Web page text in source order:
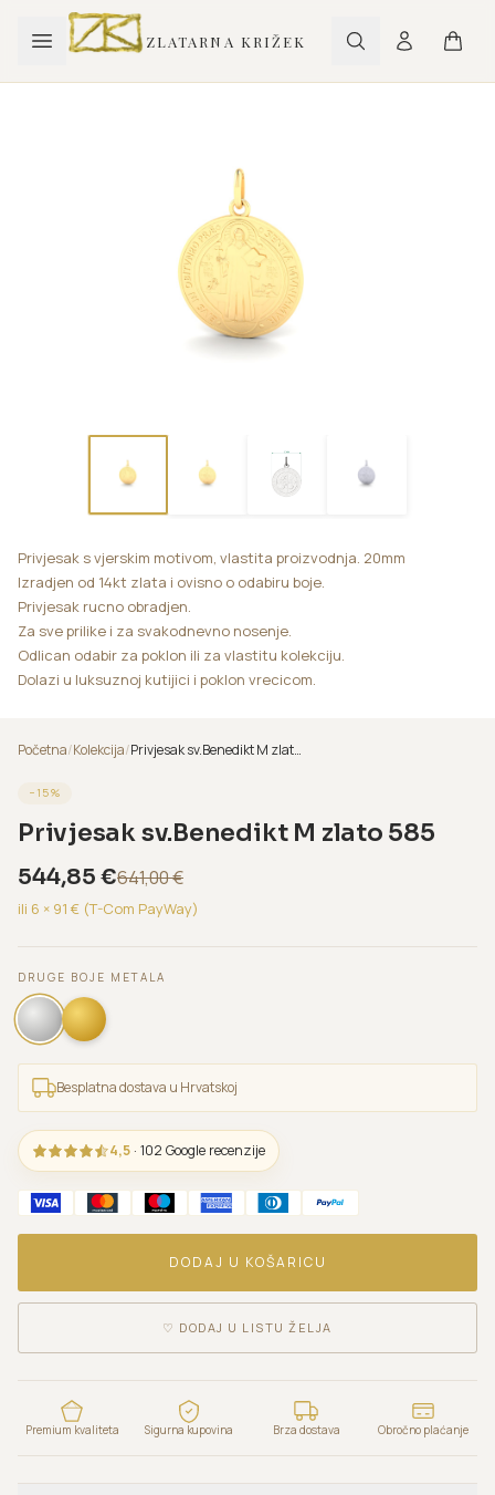
ZLATARNA KRIŽEK
Privjesak s vjerskim motivom, vlastita proizvodnja. 20mm
Izradjen od 14kt zlata i ovisno o odabiru boje.
Privjesak rucno obradjen.
Za sve prilike i za svakodnevno nosenje.
Odlican odabir za poklon ili za vlastitu kolekciju.
Dolazi u luksuznoj kutijici i poklon vrecicom.
Početna/Kolekcija/ Privjesak sv.Benedikt M zlato 585
− 15%
Privjesak sv.Benedikt M zlato 585
544,85 €641,00€
ili 6 × 91 € (T-Com PayWay)
DRUGE BOJE METALA
Besplatna dostava u Hrvatskoj
4,5 · 102 Google recenzije
DODAJ U KOŠARICU
♡ DODAJ U LISTU ŽELJA
Premium kvaliteta Sigurna kupovina Brza dostava Obročno plaćanje